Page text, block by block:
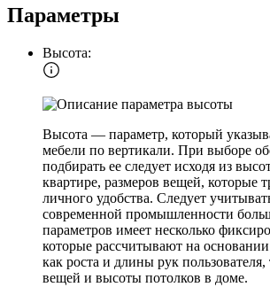
Параметры
Высота:
Высота — параметр, который
мебели по вертикали. При выборе
подбирать ее следует исходя из
квартире, размеров вещей, которые
личного удобства. Следует
современной промышленности
параметров имеет несколько
которые рассчитывают на
как роста и длины рук пользователя,
вещей и высоты потолков в доме.